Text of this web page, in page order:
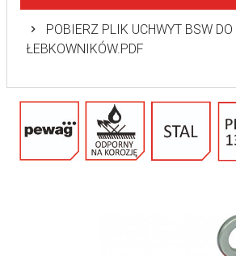
POBIERZ PLIK UCHWYT BSW DO
ŁEBKOWNIKÓW.PDF